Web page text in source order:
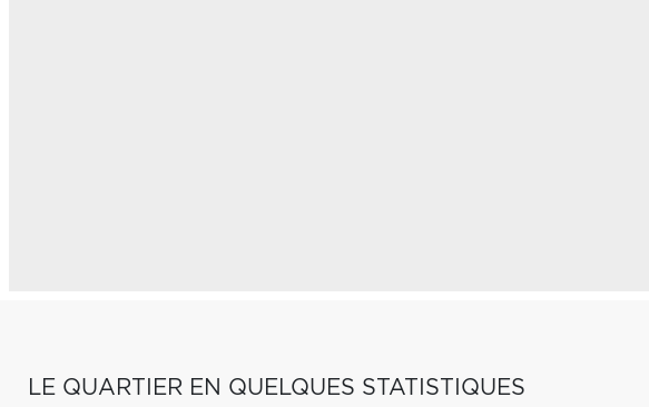
LE QUARTIER EN QUELQUES STATISTIQUES